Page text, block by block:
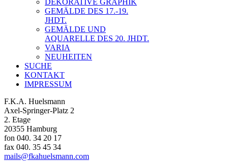
DEKORATIVE GRAPHIK
GEMÄLDE DES 17.-19.
JHDT.
GEMÄLDE UND
AQUARELLE DES 20. JHDT.
VARIA
NEUHEITEN
SUCHE
KONTAKT
IMPRESSUM
F.K.A. Huelsmann
Axel-Springer-Platz 2
2. Etage
20355 Hamburg
fon 040. 34 20 17
fax 040. 35 45 34
mails@fkahuelsmann.com